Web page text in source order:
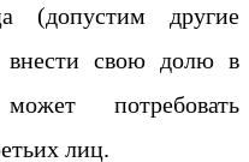
(допустим другие
внести свою долю в
потребовать
лиц.